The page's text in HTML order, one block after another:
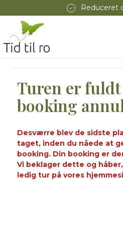
Reduceret
Turen er
booking
Desværre blev de sidste
taget, inden du nåede at
booking. Din booking er
Vi beklager dette og
ledig tur på vores